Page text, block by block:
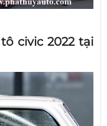
civic 2022 tại